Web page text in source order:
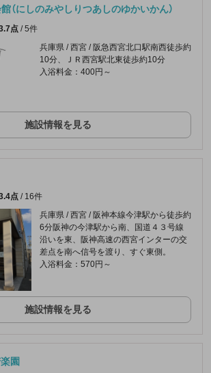
（にしのみやしりつあしのゆかいかん）
点 /5件
兵庫県 / 西宮 / 阪急西宮北口駅南西徒歩約
10分、ＪＲ西宮駅北東徒歩約10分
入浴料金：400円～
施設情報を見る
点 / 16件
兵庫県 / 西宮 / 阪神本線今津駅から徒歩約
6分阪神の今津駅から南、国道４３号線
沿いを東、阪神高速の西宮インターの交
差点を南へ信号を渡り、すぐ東側。
入浴料金：570円～
施設情報を見る
園